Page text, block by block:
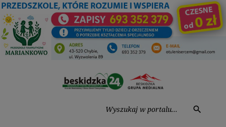
Przejdź
do
treści
search